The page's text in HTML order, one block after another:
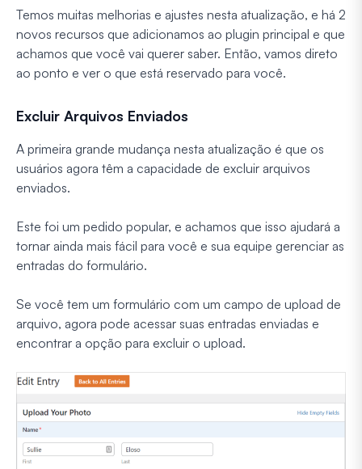
Temos muitas melhorias e ajustes nesta atualização, e há 2
novos recursos que adicionamos ao plugin principal e que
achamos que você vai querer saber. Então, vamos direto
ao ponto e ver o que está reservado para você.
Excluir Arquivos Enviados
A primeira grande mudança nesta atualização é que os
usuários agora têm a capacidade de excluir arquivos
enviados.
Este foi um pedido popular, e achamos que isso ajudará a
tornar ainda mais fácil para você e sua equipe gerenciar as
entradas do formulário.
Se você tem um formulário com um campo de upload de
arquivo, agora pode acessar suas entradas enviadas e
encontrar a opção para excluir o upload.